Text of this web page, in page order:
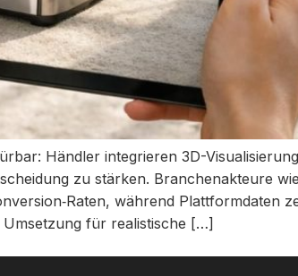
Händler integrieren 3D-
zu stärken. Branchenakteure
während Plattformdaten
Umsetzung für realistische […]